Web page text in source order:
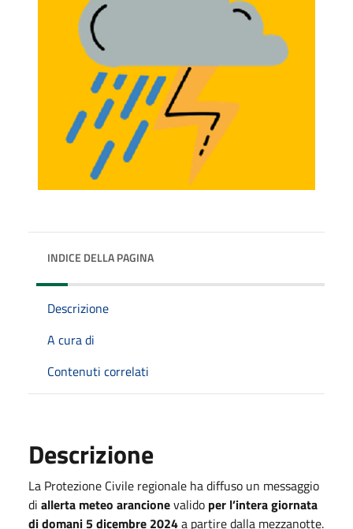
INDICE DELLA PAGINA
Descrizione
A cura di
Contenuti correlati
Descrizione
La Protezione Civile regionale ha diffuso un messaggio
di allerta meteo arancionevalido per l’intera giornata
di domani 5 dicembre 2024a partire dalla mezzanotte.